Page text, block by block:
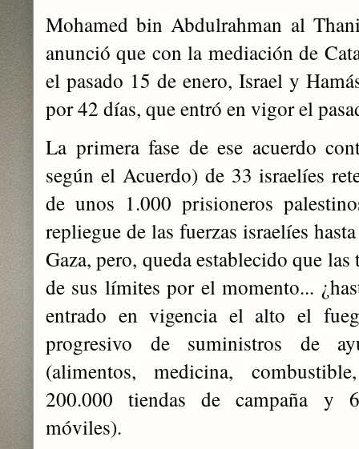
Mohamed bin Abdulrahman al
anunció que con la mediación de
el pasado 15 de enero, Israel y
por 42 días, que entró en vigor el
La primera fase de ese acuerdo
según el Acuerdo) de 33 israelíes
de unos 1.000 prisioneros
repliegue de las fuerzas israelíes
Gaza, pero, queda establecido que
de sus límites por el momento...
entrado en vigencia el alto el
progresivo de suministros de
(alimentos, medicina,
200.000 tiendas de campaña y
móviles).